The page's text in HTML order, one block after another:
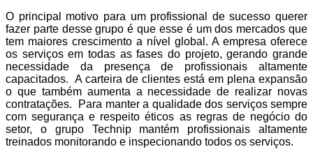
O principal motivo para um profissional de sucesso querer
fazer parte desse grupo é que esse é um dos mercados que
tem maiores crescimento a nível global. A empresa oferece
os serviços em todas as fases do projeto, gerando grande
necessidade da presença de profissionais altamente
capacitados. A carteira de clientes está em plena expansão
o que também aumenta a necessidade de realizar novas
contratações. Para manter a qualidade dos serviços sempre
com segurança e respeito éticos as regras de negócio do
setor, o grupo Technip mantém profissionais altamente
treinados monitorando e inspecionando todos os serviços.